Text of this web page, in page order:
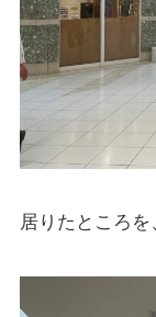
居りたところを